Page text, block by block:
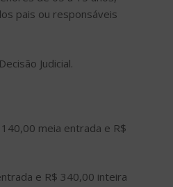
pais ou responsáveis
Judicial.
140,00 meia entrada e R$
e R$ 340,00 inteira